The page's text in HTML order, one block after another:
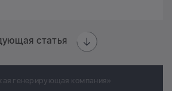
статья
генерирующая компания»